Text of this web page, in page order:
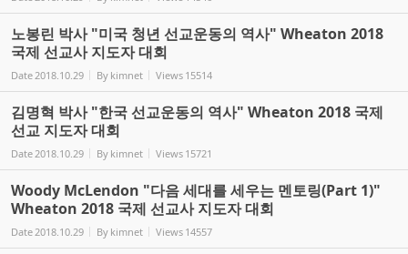
노봉린 박사 "미국 청년 선교운동의 역사" Wheaton 2018
국제 선교사 지도자 대회
Date 2018.10.29 By kimnet Views 15514
김명혁 박사 "한국 선교운동의 역사" Wheaton 2018 국제
선교 지도자 대회
Date 2018.10.29 By kimnet Views 15721
Woody McLendon "다음 세대를 세우는 멘토링(Part 1)"
Wheaton 2018 국제 선교사 지도자 대회
Date 2018.10.29 By kimnet Views 14557